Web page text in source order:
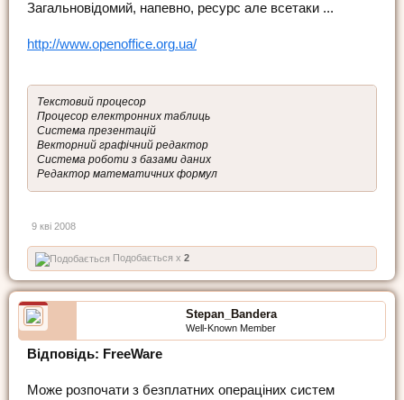
Загальновідомий, напевно, ресурс але всетаки ...
http://www.openoffice.org.ua/
Текстовий процесор
Процесор електронних таблиць
Система презентацій
Векторний графічний редактор
Система роботи з базами даних
Редактор математичних формул
9 кві 2008
Подобається x 2
Stepan_Bandera
Well-Known Member
Відповідь: FreeWare
Може розпочати з безплатних операціних систем